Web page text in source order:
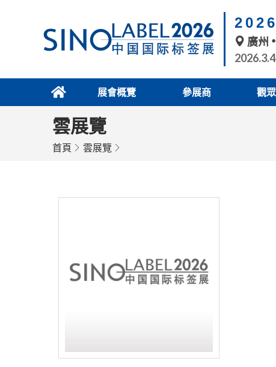
廣州
展會概覽 參展商 觀
雲展覽
首頁 雲展覽